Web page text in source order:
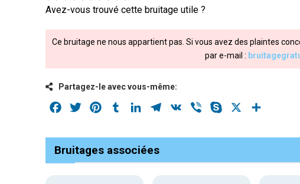
Avez-vous trouvé cette bruitage utile ?
Ce bruitage ne nous appartient pas. Si vous avez des plaintes
par e-mail :
Partagez-le avec vous-même:
Facebook
Twitter PinterestTumblrLinkedInTelegram
VK Viber Skype
Bruitages associées